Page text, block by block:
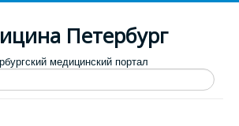
Петербург
медицинский портал